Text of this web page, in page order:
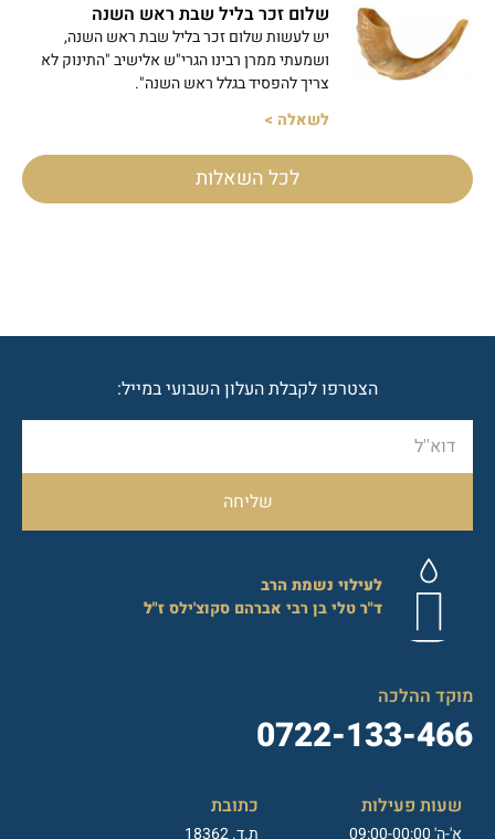
שלום זכר בליל שבת ראש השנה
יש לעשות שלום זכר בליל שבת ראש השנה,
ושמעתי ממרן רבינו הגרי"ש אלישיב "התינוק לא
צריך להפסיד בגלל ראש השנה".
לשאלה >
לכל השאלות
הצטרפו לקבלת העלון השבועי במייל:
שליחה
לעילוי נשמת הרב
ד"רטלי בן רבי אברהם סקוצ'ילסז"ל
מוקד ההלכה
0722-133-466
שעות פעילות כתובת